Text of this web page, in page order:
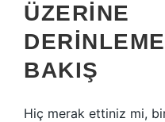
ÜZERINE
BAKIŞ
Hiç merak ettiniz mi,